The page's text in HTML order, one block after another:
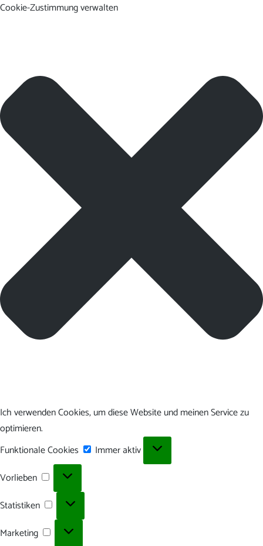
Cookie-Zustimmung verwalten
Ich verwenden Cookies, um diese Website und meinen Service zu
optimieren.
Funktionale Cookies
Funktionale
Immer aktiv
Vorlieben
Vorlieben
Statistiken Statistiken
Marketing
Marketing